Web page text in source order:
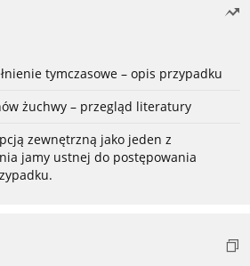
tymczasowe – opis przypadku
żuchwy – przegląd literatury
zewnętrzną jako jeden z
jamy ustnej do postępowania